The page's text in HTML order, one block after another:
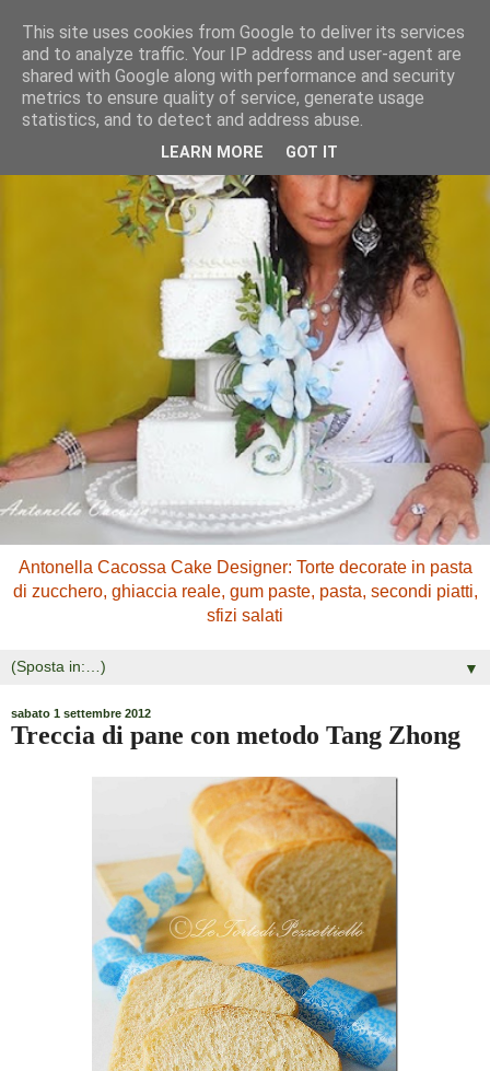
Antonella Cacossa Cake Designer: Torte decorate in pasta
di zucchero, ghiaccia reale, gum paste, pasta, secondi piatti,
sfizi salati
▼
sabato 1 settembre 2012
Treccia di pane con metodo Tang Zhong
This site uses cookies from Google to deliver its services
and to analyze traffic. Your IP address and user-agent are
shared with Google along with performance and security
metrics to ensure quality of service, generate usage
statistics, and to detect and address abuse.
LEARN MORE GOT IT